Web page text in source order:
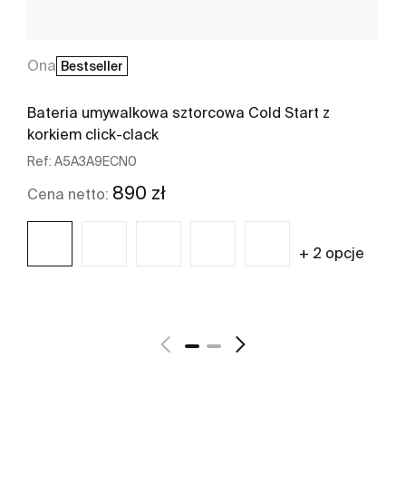
Ona Bestseller
Bateria umywalkowa sztorcowa Cold Start z
korkiem click-clack
Ref: A5A3A9ECN0
Cena netto: 890 zł
+ 2 opcje